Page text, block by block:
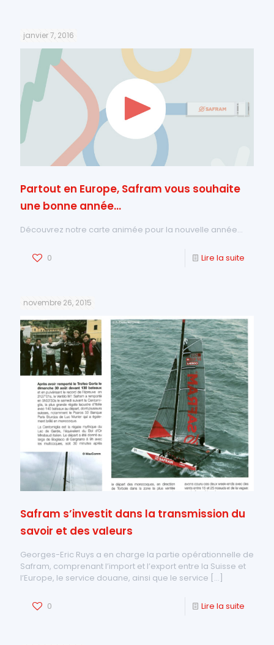
janvier 7, 2016
Partout en Europe, Safram vous souhaite
une bonne année…
Découvrez notre carte animée pour la nouvelle année…
0 Lire la suite
novembre 26, 2015
Safram s’investit dans la transmission du
savoir et des valeurs
Georges-Eric Ruys a en charge la partie opérationnelle de
Safram, comprenant l’import et l’export entre la Suisse et
l’Europe, le service douane, ainsi que le service […]
0 Lire la suite